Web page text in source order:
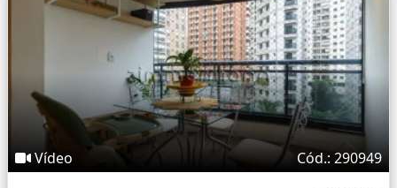
Vídeo Cód.: 290949